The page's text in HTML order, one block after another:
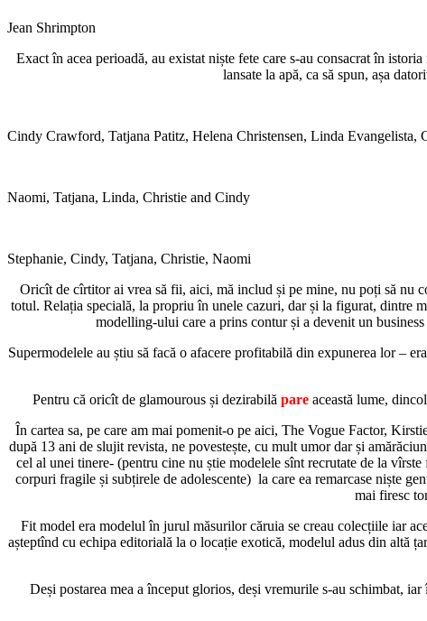
Jean Shrimpton
Exact în acea perioadă, au existat niște fete care s-au consacrat în
lansate la apă, ca să spun, așa
Cindy Crawford, Tatjana Patitz, Helena Christensen, Linda Evangelista,
Naomi, Tatjana, Linda, Christie and Cindy
Stephanie, Cindy, Tatjana, Christie, Naomi
Oricît de cîrtitor ai vrea să fii, aici, mă includ și pe mine, nu poți să nu
totul. Relația specială, la propriu în unele cazuri, dar și la figurat, dintre
modelling-ului care a prins contur și a devenit un
Supermodelele au știu să facă o afacere profitabilă din expunerea lor –
Pentru că oricît de glamourous și dezirabilă pare această lume,
În cartea sa, pe care am mai pomenit-o pe aici, The Vogue Factor,
după 13 ani de slujit revista, ne povestește, cu mult umor dar și
cel al unei tinere- (pentru cine nu știe modelele sînt recrutate de la
corpuri fragile și subțirele de adolescente) la care ea remarcase niște
mai firesc
Fit model era modelul în jurul măsurilor căruia se creau colecțiile iar
așteptînd cu echipa editorială la o locație exotică, modelul adus din altă
Deși postarea mea a început glorios, deși vremurile s-au schimbat,